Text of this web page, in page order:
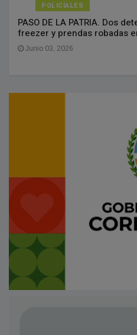
POLICIALES
PASO DE LA PATRIA. Dos
freezer y prendas robadas
Junio 03, 2026